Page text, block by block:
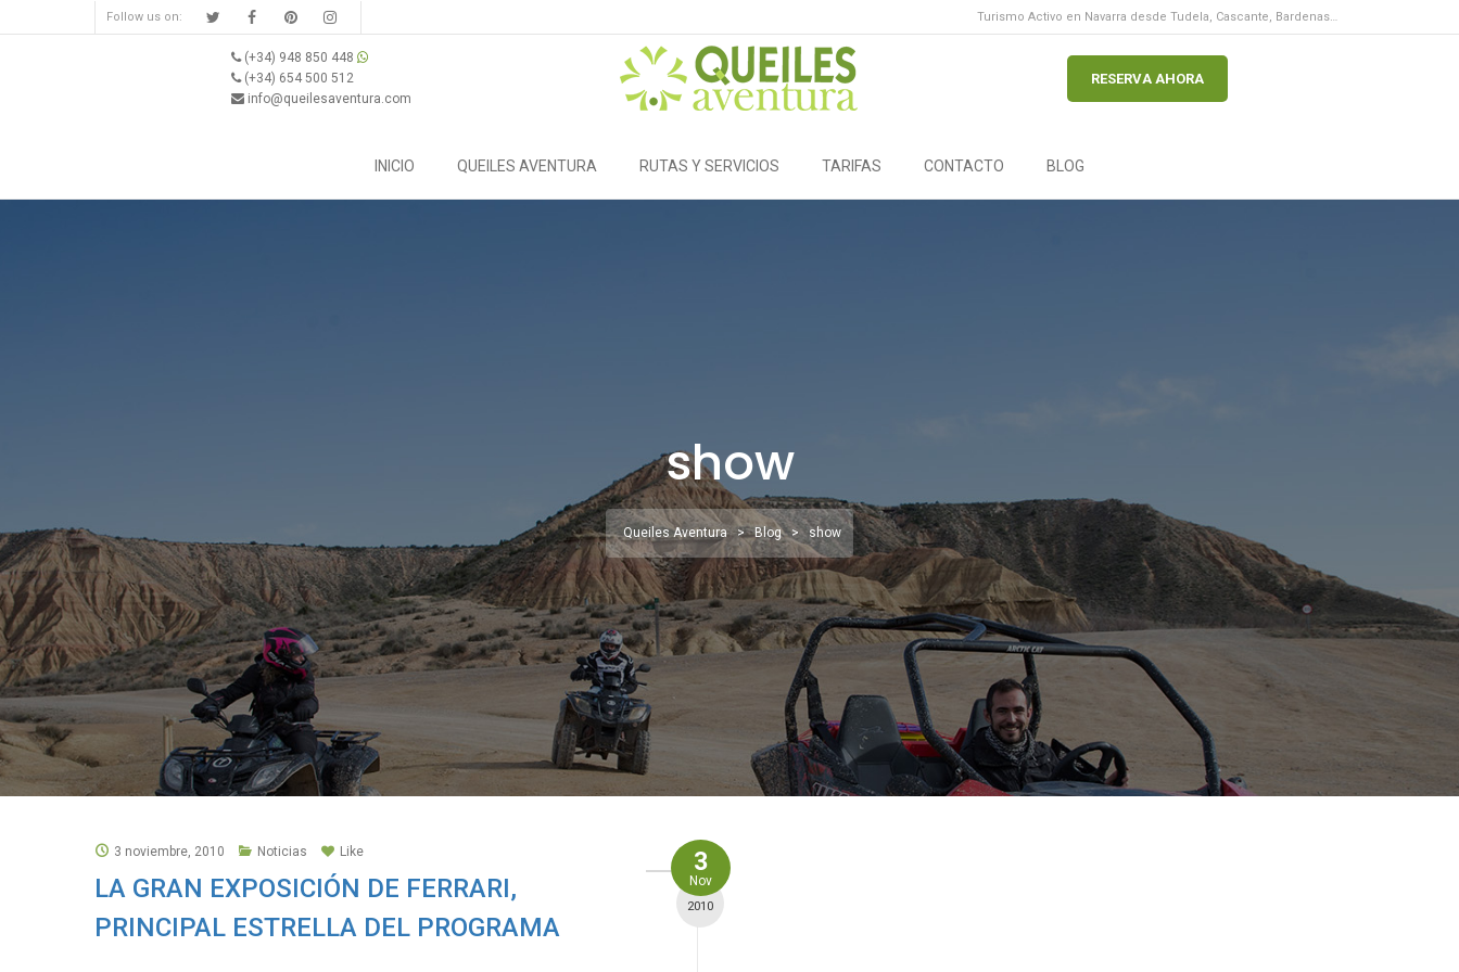
Follow us on: Turismo Activo en Navarra desde Tudela, Cascante, Bardenas…
(+34) 948 850 448
(+34) 654 500 512
info@queilesaventura.com
RESERVA AHORA
INICIO QUEILES AVENTURA RUTAS Y SERVICIOS TARIFAS CONTACTO BLOG
show
Queiles Aventura > Blog > show
3
Nov
2010
3 noviembre, 2010 Noticias Like
LA GRAN EXPOSICIÓN DE FERRARI,
PRINCIPAL ESTRELLA DEL PROGRAMA